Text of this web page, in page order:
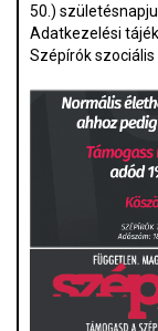
50.)
Adatkezelési
Szépírók